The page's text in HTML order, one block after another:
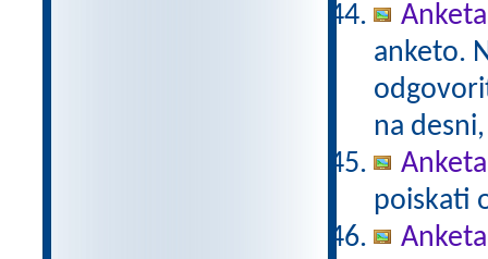
Anketa
anketo.
na
poiskati